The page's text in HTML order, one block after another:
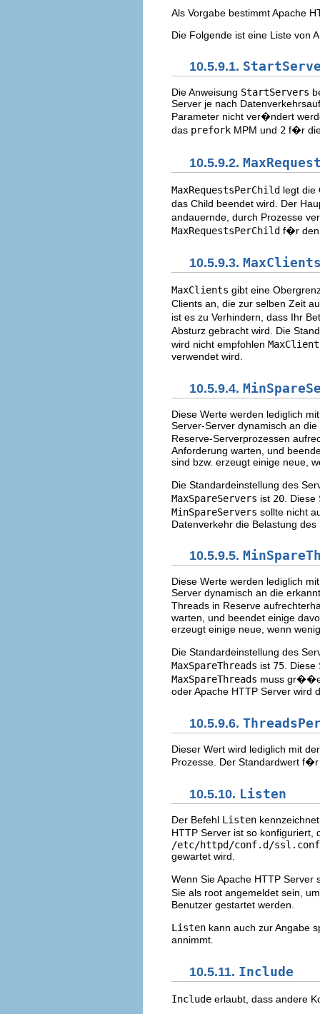
Als Vorgabe bestimmt Apache
Die Folgende ist eine Liste von
10.5.9.1.
Die Anweisung StartServers
Server je nach
Parameter nicht ver�ndert
das prefork MPM und 2 f�r
10.5.9.2.
MaxRequestsPerChild legt die
das Child beendet wird. Der
andauernde, durch Prozesse
MaxRequestsPerChild f�r
10.5.9.3.
MaxClients gibt eine
Clients an, die zur selben Zeit
ist es zu Verhindern, dass Ihr
Absturz gebracht wird. Die
wird nicht empfohlen
verwendet wird.
10.5.9.4.
Diese Werte werden lediglich
Server-Server dynamisch an
Reserve-Serverprozessen
Anforderung warten, und
sind bzw. erzeugt einige neue,
Die Standardeinstellung des
MaxSpareServers ist 20 .
MinSpareServers sollte nicht
Datenverkehr die Belastung
10.5.9.5.
Diese Werte werden lediglich
Server dynamisch an die
Threads in Reserve
warten, und beendet einige
erzeugt einige neue, wenn
Die Standardeinstellung des
MaxSpareThreads ist 75 .
MaxSpareThreads muss
oder Apache HTTP Server wird
10.5.9.6.
Dieser Wert wird lediglich mit
Prozesse. Der Standardwert
10.5.10. Listen
Der Befehl Listen
HTTP Server ist so
/etc/httpd/conf.d/ssl.conf
gewartet wird.
Wenn Sie Apache HTTP
Sie als root angemeldet sein,
Benutzer gestartet werden.
Listen kann auch zur Angabe
annimmt.
10.5.11. Include
Include erlaubt, dass andere